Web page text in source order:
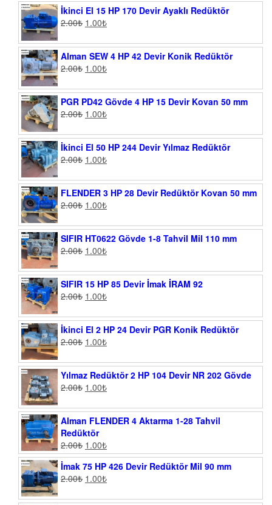
İkinci El 15 HP 170 Devir Ayaklı Redüktör
2.00₺ 1.00₺
Alman SEW 4 HP 42 Devir Konik Redüktör
2.00₺ 1.00₺
PGR PD42 Gövde 4 HP 15 Devir Kovan 50 mm
2.00₺ 1.00₺
İkinci El 50 HP 244 Devir Yılmaz Redüktör
2.00₺ 1.00₺
FLENDER 3 HP 28 Devir Redüktör Kovan 50 mm
2.00₺ 1.00₺
SIFIR HT0622 Gövde 1-8 Tahvil Mil 110 mm
2.00₺ 1.00₺
SIFIR 15 HP 85 Devir İmak İRAM 92
2.00₺ 1.00₺
İkinci El 2 HP 24 Devir PGR Konik Redüktör
2.00₺ 1.00₺
Yılmaz Redüktör 2 HP 104 Devir NR 202 Gövde
2.00₺ 1.00₺
Alman FLENDER 4 Aktarma 1-28 Tahvil
Redüktör
2.00₺ 1.00₺
İmak 75 HP 426 Devir Redüktör Mil 90 mm
2.00₺ 1.00₺